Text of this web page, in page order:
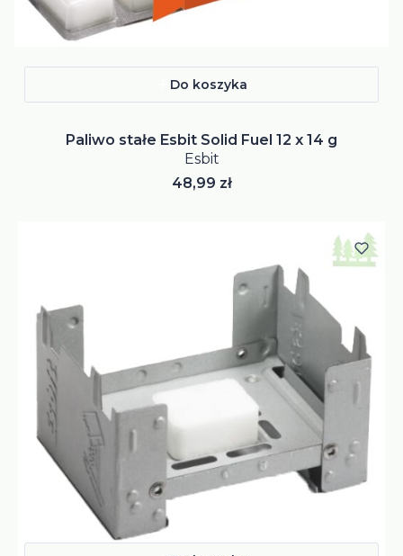
Do koszyka
Paliwo stałe Esbit Solid Fuel 12 x 14 g
Esbit
Cena
48,99 zł